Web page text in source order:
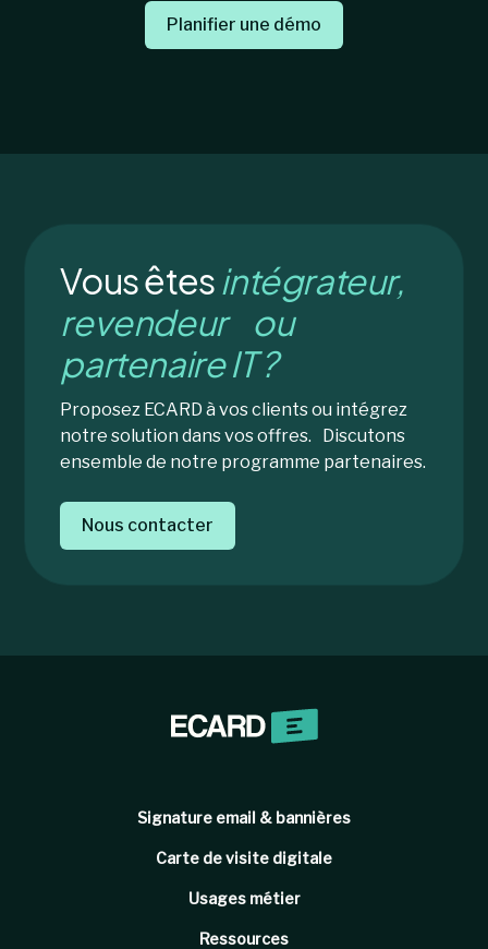
Planifier une démo
Vous êtes intégrateur,
revendeur ou
partenaire IT ?
Proposez ECARD à vos clients ou intégrez
notre solution dans vos offres. Discutons
ensemble de notre programme partenaires.
Nous contacter
Signature email & bannières
Carte de visite digitale
Usages métier
Ressources